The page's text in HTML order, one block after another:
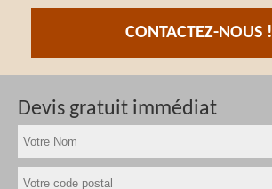
CONTACTEZ-NOUS !
Devis gratuit immédiat